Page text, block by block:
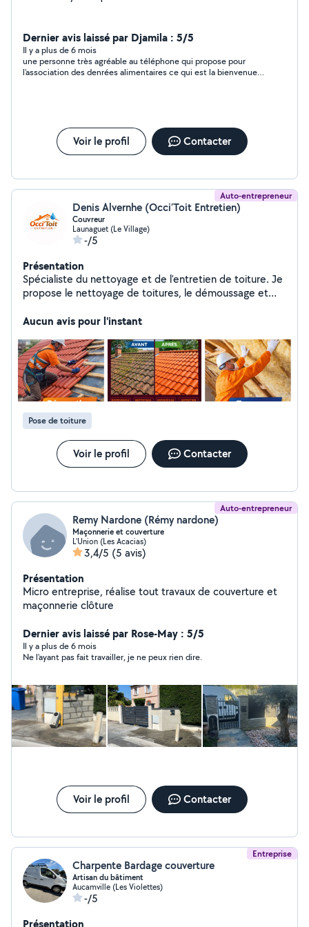
Dernier avis laissé par Djamila : 5/5
Il y a plus de 6 mois
une personne très agréable au téléphone qui propose pour
l'association des denrées alimentaires ce qui est la bienvenue
Voir le profil Contacter
Auto-entrepreneur
Denis Alvernhe (Occi’Toit Entretien)
Couvreur
Launaguet (Le Village)
-/5
Présentation
Spécialiste du nettoyage et de l'entretien de toiture. Je
propose le nettoyage de toitures, le démoussage et
votre toit contre la mousse, les lichens et l'humidité. Je
et d'isolation afin d'améliorer la protection et la
performance énergétique de votre habitation. Travail
sérieux et soigné. Intervention rapide et devis gratuit.
Prestations proposées : Nettoyage de toiture
Démoussage toiture Traitement anti-mousse
Application hydrofuge Nettoyage de gouttières
Rénovation de toiture Travaux d'isolation Je me déplace
sur Toulouse et les alentours. N'hésitez pas à me
contacter pour plus d'informations ou pour un devis
Aucun avis pour l'instant
Pose de toiture
Voir le profil Contacter
Auto-entrepreneur
Remy Nardone (Rémy nardone)
Maçonnerie et couverture
L'Union (Les Acacias)
3,4/5 (5 avis)
Présentation
Micro entreprise, réalise tout travaux de couverture et
maçonnerie clôture
Dernier avis laissé par Rose-May : 5/5
Il y a plus de 6 mois
Ne l'ayant pas fait travailler, je ne peux rien dire.
Voir le profil Contacter
Entreprise
Charpente Bardage couverture
Artisan du bâtiment
Aucamville (Les Violettes)
-/5
Présentation